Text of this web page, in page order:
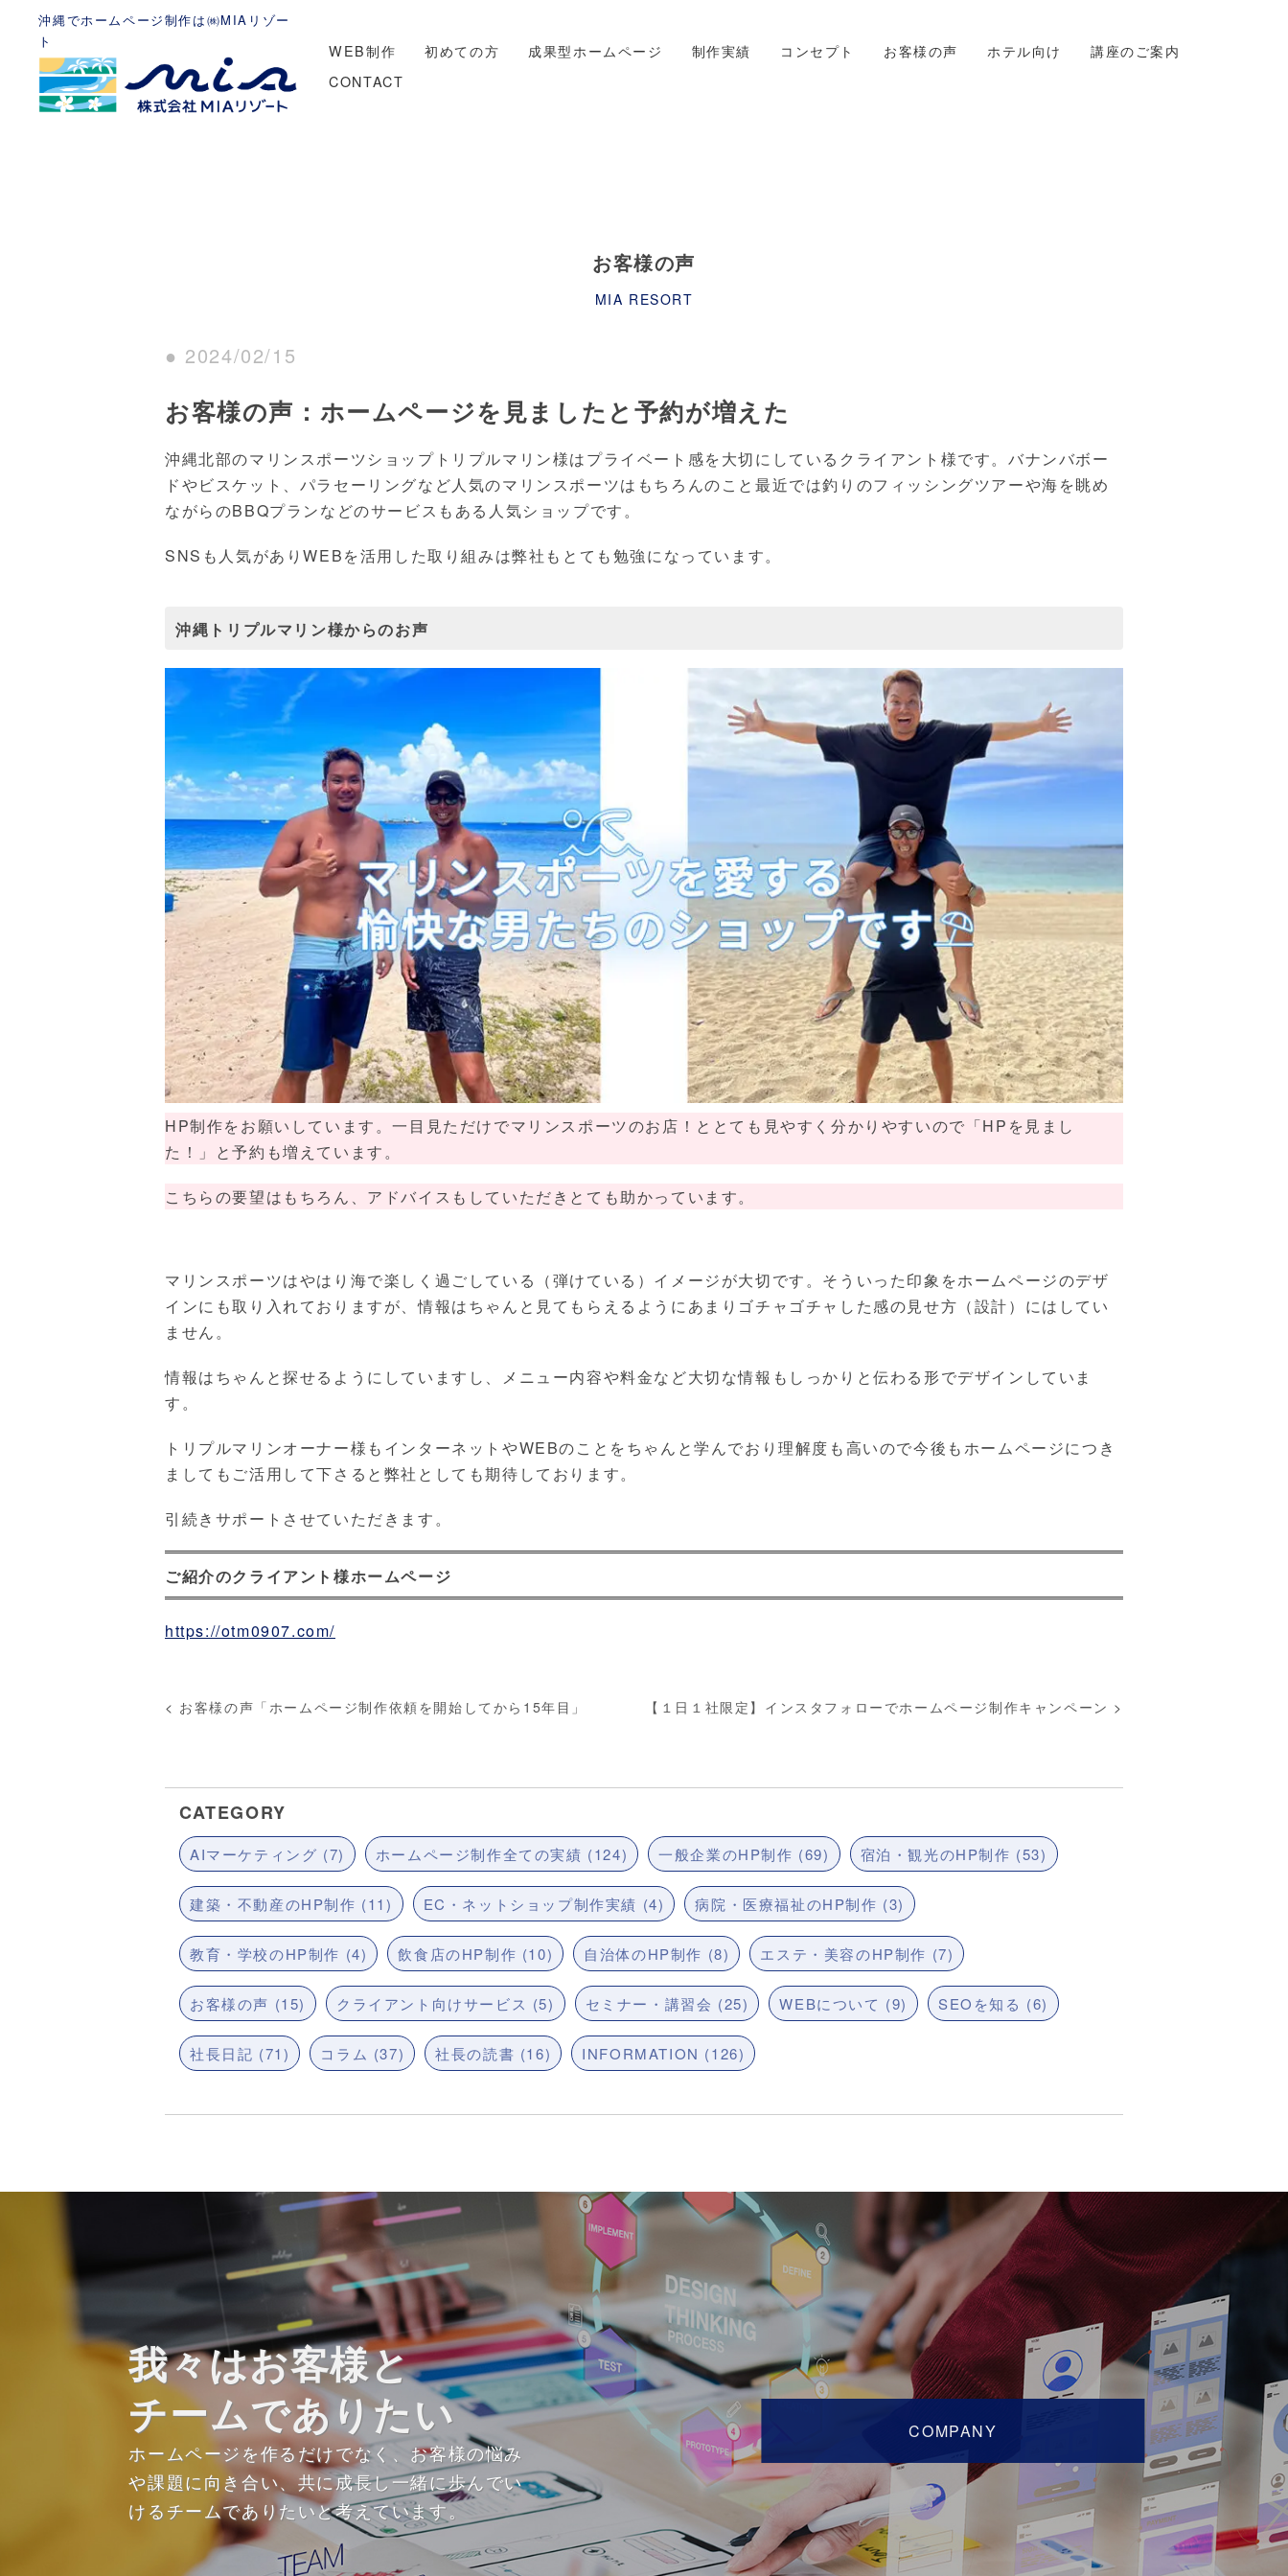
沖縄でホームページ制作は㈱MIAリゾー
ト
WEB制作 初めての方 成果型ホームページ 制作実績 コンセプト お客様の声 ホテル向け
講座のご案内
CONTACT
お客様の声
MIA RESORT
● 2024/02/15
お客様の声：ホームページを見ましたと予約が増えた
沖縄北部のマリンスポーツショップトリプルマリン様はプライベート感を大切にしているクライアント様です。バナンバボー
ドやビスケット、パラセーリングなど人気のマリンスポーツはもちろんのこと最近では釣りのフィッシングツアーや海を眺め
ながらのBBQプランなどのサービスもある人気ショップです。
SNSも人気がありWEBを活用した取り組みは弊社もとても勉強になっています。
沖縄トリプルマリン様からのお声
HP制作をお願いしています。一目見ただけでマリンスポーツのお店！ととても見やすく分かりやすいので「HPを見まし
た！」と予約も増えています。
こちらの要望はもちろん、アドバイスもしていただきとても助かっています。
マリンスポーツはやはり海で楽しく過ごしている（弾けている）イメージが大切です。そういった印象をホームページのデザ
インにも取り入れておりますが、情報はちゃんと見てもらえるようにあまりゴチャゴチャした感の見せ方（設計）にはしてい
ません。
情報はちゃんと探せるようにしていますし、メニュー内容や料金など大切な情報もしっかりと伝わる形でデザインしていま
す。
トリプルマリンオーナー様もインターネットやWEBのことをちゃんと学んでおり理解度も高いので今後もホームページにつき
ましてもご活用して下さると弊社としても期待しております。
引続きサポートさせていただきます。
ご紹介のクライアント様ホームページ
https://otm0907.com/
< お客様の声「ホームページ制作依頼を開始してから15年目」 【１日１社限定】インスタフォローでホームページ制作キャンペーン >
CATEGORY
AIマーケティング (7) ホームページ制作全ての実績 (124) 一般企業のHP制作 (69) 宿泊・観光のHP制作 (53)
建築・不動産のHP制作 (11) EC・ネットショップ制作実績 (4) 病院・医療福祉のHP制作 (3)
教育・学校のHP制作 (4) 飲食店のHP制作 (10) 自治体のHP制作 (8) エステ・美容のHP制作 (7)
お客様の声 (15) クライアント向けサービス (5) セミナー・講習会 (25) WEBについて (9) SEOを知る (6)
社長日記 (71) コラム (37) 社長の読書 (16) INFORMATION (126)
我々はお客様と
チームでありたい
ホームページを作るだけでなく、お客様の悩み
や課題に向き合い、共に成長し一緒に歩んでい
けるチームでありたいと考えています。
COMPANY